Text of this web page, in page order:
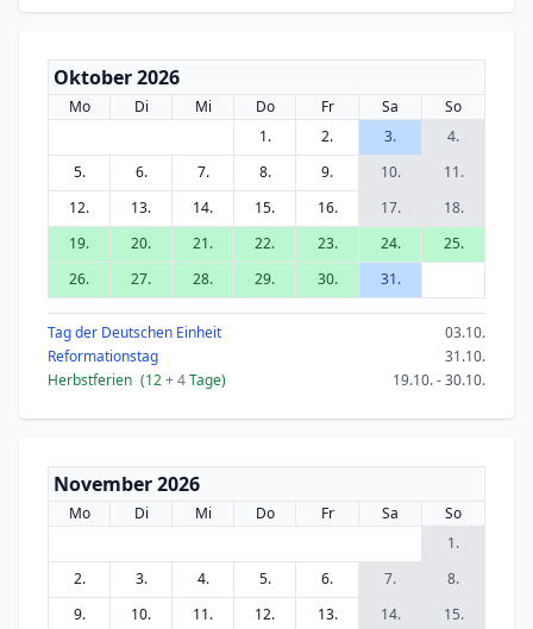
Oktober 2026
Mo Di Mi Do Fr Sa
So
1.
2. 3.
4.
5.
6. 7. 8. 9. 10.
11.
12.
13. 14. 15. 16. 17.
18.
19.
20. 21. 22. 23. 24.
25.
26.
27. 28. 29. 30. 31.
Tag der Deutschen Einheit
03.10.
Reformationstag
31.10.
Herbstferien (12+ 4Tage) 19.10. - 30.10.
November 2026
Mo Di Mi Do Fr Sa
So
1.
2.
3. 4. 5. 6. 7.
8.
9.
10. 11. 12. 13. 14.
15.